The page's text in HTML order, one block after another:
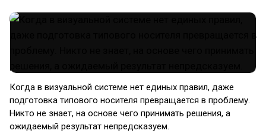
Когда в визуальной системе нет единых правил, даже
подготовка типового носителя превращается в проблему.
Никто не знает, на основе чего принимать решения, а
ожидаемый результат непредсказуем.